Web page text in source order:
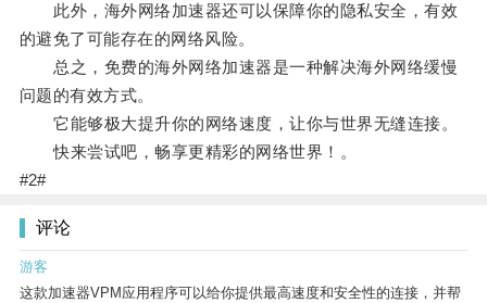
此外，海外网络加速器还可以保障你的隐私安全，有效
的避免了可能存在的网络风险。
总之，免费的海外网络加速器是一种解决海外网络缓慢
问题的有效方式。
它能够极大提升你的网络速度，让你与世界无缝连接。
快来尝试吧，畅享更精彩的网络世界！。
#2#
评论
游客
这款加速器VPM应用程序可以给你提供最高速度和安全性的连接，并帮